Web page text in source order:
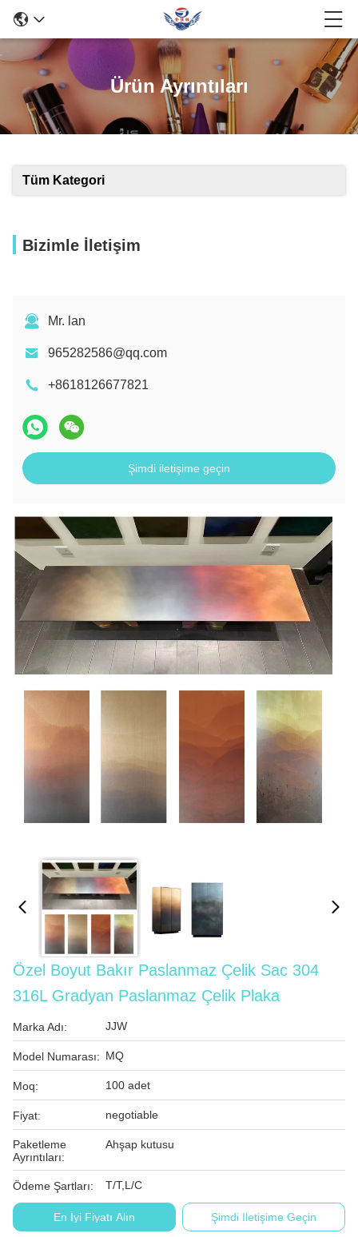
Ürün Ayrıntıları
Tüm Kategori
Bizimle İletişim
Mr. lan
965282586@qq.com
+8618126677821
Şimdi iletişime geçin
Özel Boyut Bakır Paslanmaz Çelik Sac 304
316L Gradyan Paslanmaz Çelik Plaka
Marka Adı: JJW
Model Numarası: MQ
Moq: 100 adet
Fiyat: negotiable
Paketleme
Ayrıntıları:
Ahşap kutusu
Ödeme Şartları: T/T,L/C
En İyi Fiyatı Alın Şimdi Iletişime Geçin